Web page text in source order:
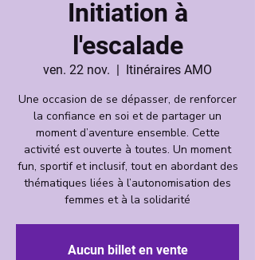
Initiation à
l'escalade
ven. 22 nov.
  |
Itinéraires AMO
Une occasion de se dépasser, de renforcer
la confiance en soi et de partager un
moment d’aventure ensemble. Cette
activité est ouverte à toutes. Un moment
fun, sportif et inclusif, tout en abordant des
thématiques liées à l’autonomisation des
femmes et à la solidarité
Aucun billet en vente